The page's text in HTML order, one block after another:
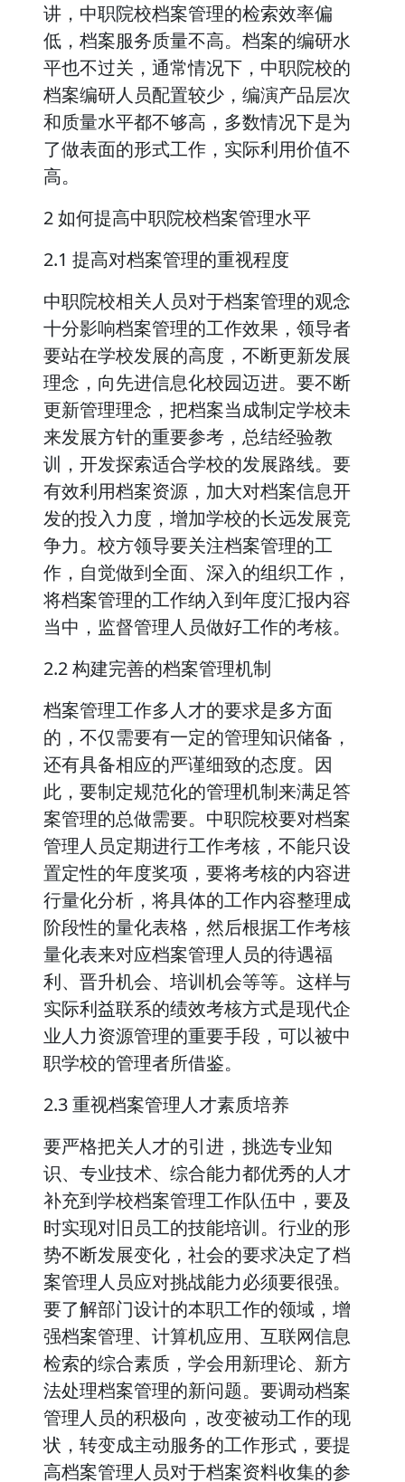
讲，中职院校档案管理的检索效率偏
低，档案服务质量不高。档案的编研水
平也不过关，通常情况下，中职院校的
档案编研人员配置较少，编演产品层次
和质量水平都不够高，多数情况下是为
了做表面的形式工作，实际利用价值不
高。
2 如何提高中职院校档案管理水平
2.1 提高对档案管理的重视程度
中职院校相关人员对于档案管理的观念
十分影响档案管理的工作效果，领导者
要站在学校发展的高度，不断更新发展
理念，向先进信息化校园迈进。要不断
更新管理理念，把档案当成制定学校未
来发展方针的重要参考，总结经验教
训，开发探索适合学校的发展路线。要
有效利用档案资源，加大对档案信息开
发的投入力度，增加学校的长远发展竞
争力。校方领导要关注档案管理的工
作，自觉做到全面、深入的组织工作，
将档案管理的工作纳入到年度汇报内容
当中，监督管理人员做好工作的考核。
2.2 构建完善的档案管理机制
档案管理工作多人才的要求是多方面
的，不仅需要有一定的管理知识储备，
还有具备相应的严谨细致的态度。因
此，要制定规范化的管理机制来满足答
案管理的总做需要。中职院校要对档案
管理人员定期进行工作考核，不能只设
置定性的年度奖项，要将考核的内容进
行量化分析，将具体的工作内容整理成
阶段性的量化表格，然后根据工作考核
量化表来对应档案管理人员的待遇福
利、晋升机会、培训机会等等。这样与
实际利益联系的绩效考核方式是现代企
业人力资源管理的重要手段，可以被中
职学校的管理者所借鉴。
2.3 重视档案管理人才素质培养
要严格把关人才的引进，挑选专业知
识、专业技术、综合能力都优秀的人才
补充到学校档案管理工作队伍中，要及
时实现对旧员工的技能培训。行业的形
势不断发展变化，社会的要求决定了档
案管理人员应对挑战能力必须要很强。
要了解部门设计的本职工作的领域，增
强档案管理、计算机应用、互联网信息
检索的综合素质，学会用新理论、新方
法处理档案管理的新问题。要调动档案
管理人员的积极向，改变被动工作的现
状，转变成主动服务的工作形式，要提
高档案管理人员对于档案资料收集的参